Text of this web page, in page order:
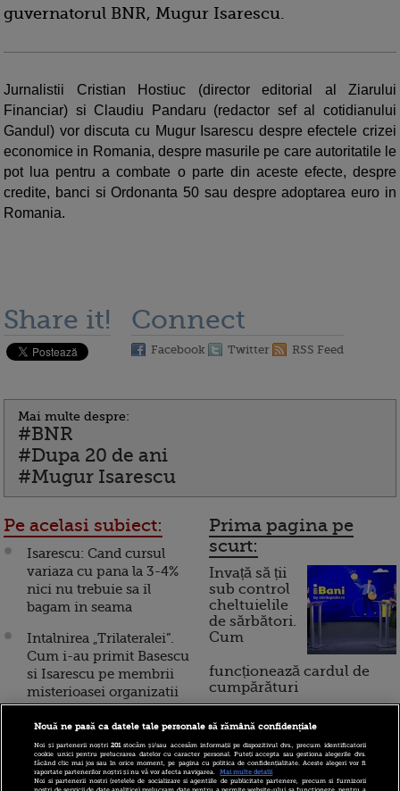
guvernatorul BNR, Mugur Isarescu.
Jurnalistii Cristian Hostiuc (director editorial al Ziarului
Financiar) si Claudiu Pandaru (redactor sef al cotidianului
Gandul) vor discuta cu Mugur Isarescu despre efectele crizei
economice in Romania, despre masurile pe care autoritatile le
pot lua pentru a combate o parte din aceste efecte, despre
credite, banci si Ordonanta 50 sau despre adoptarea euro in
Romania.
Share it! Connect
Facebook Twitter RSS Feed
Mai multe despre:
#BNR
#Dupa 20 de ani
#Mugur Isarescu
Pe acelasi subiect:
Isarescu: Cand cursul
variaza cu pana la 3-4%
nici nu trebuie sa il
bagam in seama
Intalnirea „Trilateralei”.
Cum i-au primit Basescu
si Isarescu pe membrii
misterioasei organizatii
de sute de miliarde de
euro!
Isarescu: Avem
contributii enorme, care
Prima pagina pe
scurt:
Invață să ții
sub control
cheltuielile
de sărbători.
Cum
funcționează cardul de
cumpărături
Incont , site-ul Știrile Pro
TV de informații
economice și educație
Nouă ne pasă ca datele tale personale să rămână confidențiale
Noi și partenerii noștri201stocăm și/sau accesăm informații pe dispozitivul dvs., precum identificatorii
cookie unici pentru prelucrarea datelor cu caracter personal. Puteți accepta sau gestiona alegerile dvs.
făcând clic mai jos sau în orice moment, pe pagina cu politica de confidențialitate. Aceste alegeri vor fi
raportate partenerilor noștri și nu vă vor afecta navigarea.
Mai multe detalii
Noi si partenerii nostri (retelele de socializare si agentiile de publicitate partenere, precum si furnizorii